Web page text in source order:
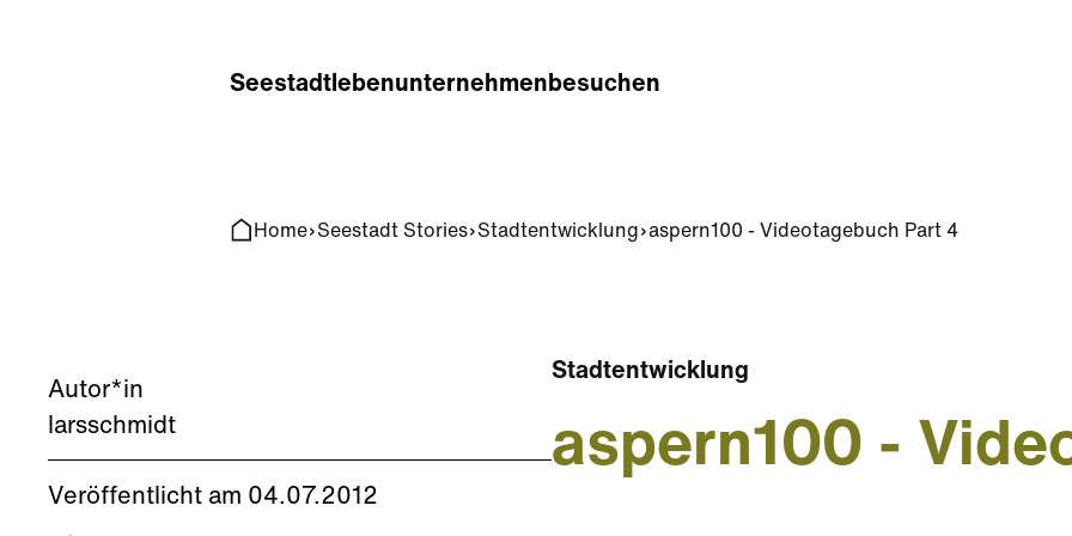
Seestadtlebenunternehmenbesuchen
Home Seestadt Stories Stadtentwicklung aspern100 - Videotagebuch Part 4
Autor*in
larsschmidt
Veröffentlicht am 04.07.2012
Stadtentwicklung
aspern100 -